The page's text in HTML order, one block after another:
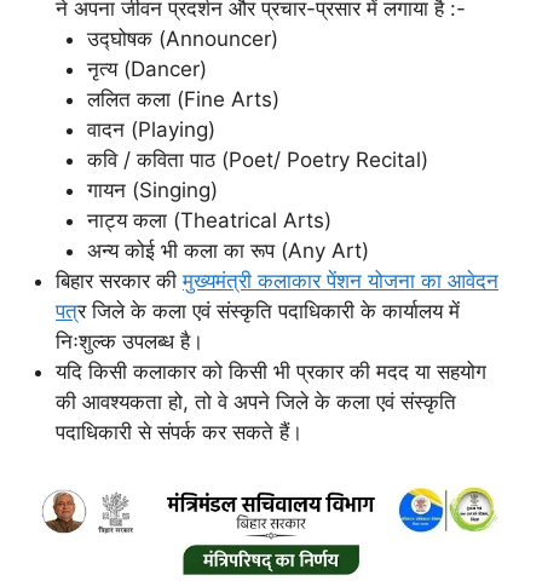
ने अपना जीवन प्रदर्शन और प्रचार-प्रसार में लगाया है :-
उद्घोषक (Announcer)
नृत्य (Dancer)
ललित कला (Fine Arts)
वादन (Playing)
कवि / कविता पाठ (Poet/ Poetry Recital)
गायन (Singing)
नाट्य कला (Theatrical Arts)
अन्य कोई भी कला का रूप (Any Art)
बिहार सरकार कीमुख्यमंत्री कलाकार पेंशन योजना का आवेदन
पत्र जिले के कला एवं संस्कृति पदाधिकारी के कार्यालय में
निःशुल्क उपलब्ध है।
यदि किसी कलाकार को किसी भी प्रकार की मदद या सहयोग
की आवश्यकता हो, तो वे अपने जिले के कला एवं संस्कृति
पदाधिकारी से संपर्क कर सकते हैं।